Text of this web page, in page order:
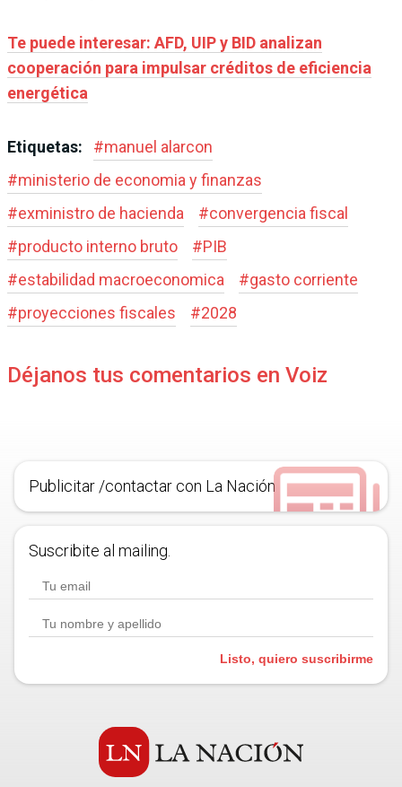
Te puede interesar: AFD, UIP y BID analizan
cooperación para impulsar créditos de eficiencia
energética
Etiquetas: #manuel alarcon
#ministerio de economia y finanzas
#exministro de hacienda #convergencia fiscal
#producto interno bruto #PIB
#estabilidad macroeconomica #gasto corriente
#proyecciones fiscales #2028
Déjanos tus comentarios en Voiz
Publicitar /contactar con La Nación
Suscribite al mailing.
Listo, quiero suscribirme